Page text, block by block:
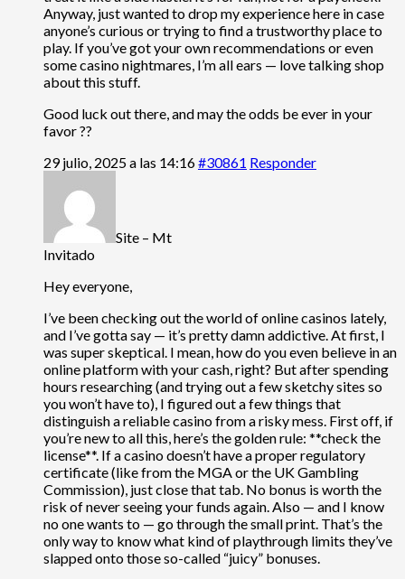
Anyway, just wanted to drop my experience here in case
anyone’s curious or trying to find a trustworthy place to
play. If you’ve got your own recommendations or even
some casino nightmares, I’m all ears — love talking shop
about this stuff.
Good luck out there, and may the odds be ever in your
favor ??
29 julio, 2025 a las 14:16#30861 Responder
Site – Mt
Invitado
Hey everyone,
I’ve been checking out the world of online casinos lately,
and I’ve gotta say — it’s pretty damn addictive. At first, I
was super skeptical. I mean, how do you even believe in an
online platform with your cash, right? But after spending
hours researching (and trying out a few sketchy sites so
you won’t have to), I figured out a few things that
distinguish a reliable casino from a risky mess. First off, if
you’re new to all this, here’s the golden rule: **check the
license**. If a casino doesn’t have a proper regulatory
certificate (like from the MGA or the UK Gambling
Commission), just close that tab. No bonus is worth the
risk of never seeing your funds again. Also — and I know
no one wants to — go through the small print. That’s the
only way to know what kind of playthrough limits they’ve
slapped onto those so-called “juicy” bonuses.